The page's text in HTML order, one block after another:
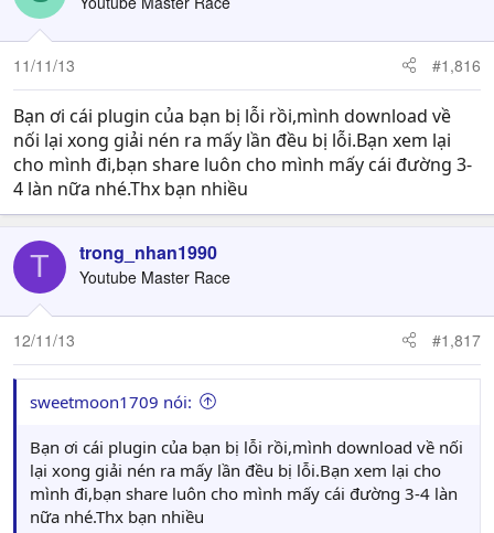
11/11/13 #1,816
Bạn ơi cái plugin của bạn bị lỗi rồi,mình download về
nối lại xong giải nén ra mấy lần đều bị lỗi.Bạn xem lại
cho mình đi,bạn share luôn cho mình mấy cái đường 3-
4 làn nữa nhé.Thx bạn nhiều
T trong_nhan1990
Youtube Master Race
12/11/13 #1,817
sweetmoon1709 nói:
Bạn ơi cái plugin của bạn bị lỗi rồi,mình download về nối
lại xong giải nén ra mấy lần đều bị lỗi.Bạn xem lại cho
mình đi,bạn share luôn cho mình mấy cái đường 3-4 làn
nữa nhé.Thx bạn nhiều